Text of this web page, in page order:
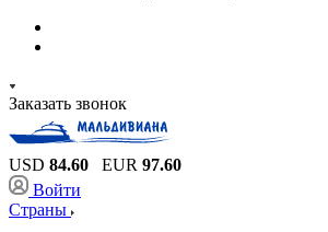
Заказать звонок
USD 84.60 EUR 97.60
Войти
Страны